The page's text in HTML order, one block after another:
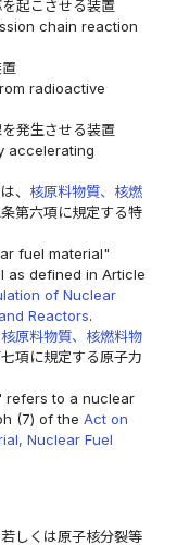
起こさせる装置
chain reaction
radioactive
発生させる装置
accelerating
、 核原料物質、核燃
第六項に規定する特
fuel material"
as defined in Article
of Nuclear
Reactors.
核原料物質、核燃料物
項に規定する原子力
refers to a nuclear
(7) of theAct on
Nuclear Fuel
しくは原子核分裂等